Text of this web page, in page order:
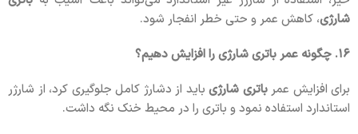
شارژی، کاهش عمر و حتی خطر انفجار شود.
۱۶. چگونه عمر باتری شارژی را افزایش دهیم؟
برای افزایش عمرباتری شارژی باید از دشارژ کامل جلوگیری کرد، از شارژر
استاندارد استفاده نمود و باتری را در محیط خنک نگه داشت.